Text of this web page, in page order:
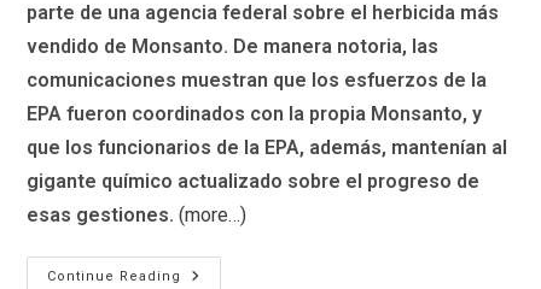
parte de una agencia federal sobre el herbicida más
vendido de Monsanto. De manera notoria, las
comunicaciones muestran que los esfuerzos de la
EPA fueron coordinados con la propia Monsanto, y
que los funcionarios de la EPA, además, mantenían al
gigante químico actualizado sobre el progreso de
esas gestiones. (more…)
Continue Reading
¿Corrupción